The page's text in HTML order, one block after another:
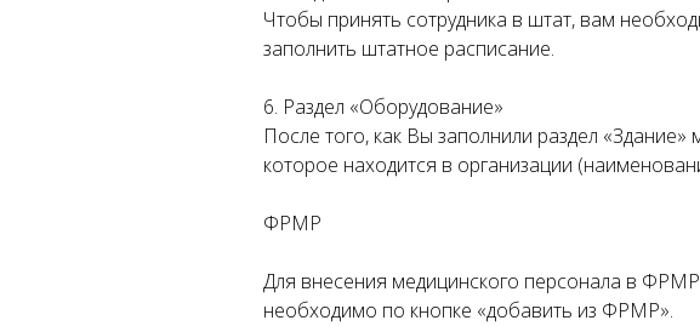
Чтобы принять сотрудника в штат, вам
заполнить штатное расписание.
6. Раздел «Оборудование»
После того, как Вы заполнили раздел
которое находится в организации
ФРМР
Для внесения медицинского персонала в
необходимо по кнопке «добавить из ФРМР».